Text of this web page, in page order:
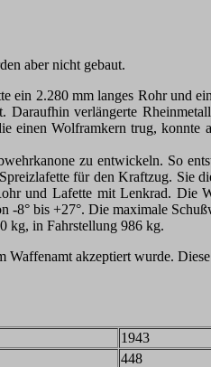
aber nicht gebaut.
ein 2.280 mm langes Rohr und
Daraufhin verlängerte
einen Wolframkern trug, konnte
zu entwickeln. So
für den Kraftzug. Sie
und Lafette mit Lenkrad. Die
-8° bis +27°. Die maximale
kg, in Fahrstellung 986 kg.
Waffenamt akzeptiert wurde.
1943
448